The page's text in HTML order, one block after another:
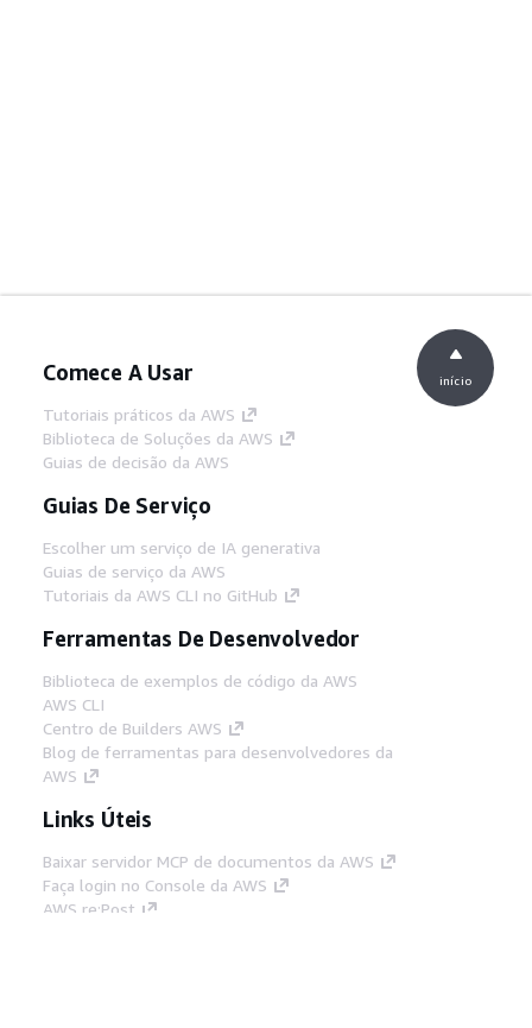
Comece A Usar
Tutoriais práticos da AWS
Biblioteca de Soluções da AWS
Guias de decisão da AWS
Guias De Serviço
Escolher um serviço de IA generativa
Guias de serviço da AWS
Tutoriais da AWS CLI no GitHub
Ferramentas De Desenvolvedor
Biblioteca de exemplos de código da AWS
AWS CLI
Centro de Builders AWS
Blog de ferramentas para desenvolvedores da
AWS
Links Úteis
Baixar servidor MCP de documentos da AWS
Faça login no Console da AWS
AWS re:Post
início